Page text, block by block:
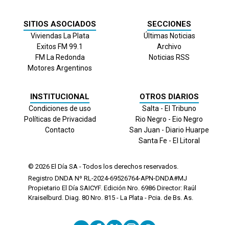
SITIOS ASOCIADOS
Viviendas La Plata
Exitos FM 99.1
FM La Redonda
Motores Argentinos
SECCIONES
Últimas Noticias
Archivo
Noticias RSS
INSTITUCIONAL
Condiciones de uso
Políticas de Privacidad
Contacto
OTROS DIARIOS
Salta - El Tribuno
Rio Negro - Eio Negro
San Juan - Diario Huarpe
Santa Fe - El Litoral
© 2026 El Día SA - Todos los derechos reservados.
Registro DNDA Nº RL-2024-69526764-APN-DNDA#MJ
Propietario El Día SAICYF. Edición Nro. 6986 Director: Raúl
Kraiselburd. Diag. 80 Nro. 815 - La Plata - Pcia. de Bs. As.